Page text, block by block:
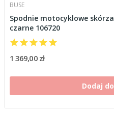
BUSE
Spodnie motocyklowe
czarne 106720
1 369,00 zł
Dodaj